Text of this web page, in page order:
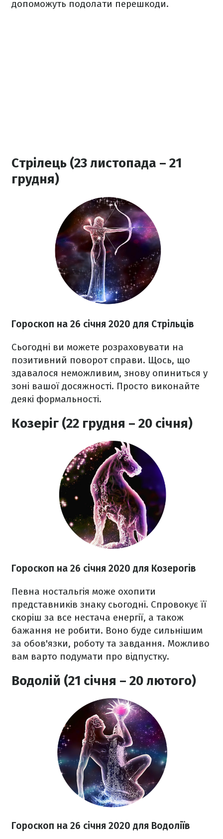
допоможуть подолати перешкоди.
Стрілець (23 листопада – 21
грудня)
Гороскоп на 26 січня 2020 для Стрільців
Сьогодні ви можете розраховувати на
позитивний поворот справи. Щось, що
здавалося неможливим, знову опиниться у
зоні вашої досяжності. Просто виконайте
деякі формальності.
Козеріг (22 грудня – 20 січня)
Гороскоп на 26 січня 2020 для Козерогів
Певна ностальгія може охопити
представників знаку сьогодні. Спровокує її
скоріш за все нестача енергії, а також
бажання не робити. Воно буде сильнішим
за обов'язки, роботу та завдання. Можливо
вам варто подумати про відпустку.
Водолій (21 січня – 20 лютого)
Гороскоп на 26 січня 2020 для Водоліїв